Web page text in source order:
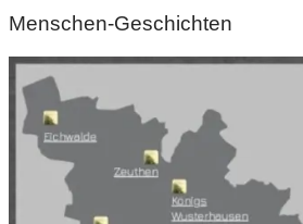
Menschen-Geschichten